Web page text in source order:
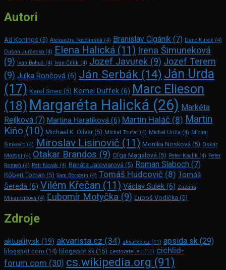
Autori
Ad Konings (5) Alexandra Podolinská (4) Branislav Cigánik (7) Dano Kurek (4)
Dušan Jurčacko (4) Elena Halická (11) Irena Šimuneková
(9) Ivan Bohuš (4) Ivan Čillík (4) Jozef Javurek (9) Jozef Terem
(9) Julka Rončová (6) Ján Serbák (14) Ján Urda
(17) Karol Srnec (5) Kornel Duffek (6) Marc Elie­son
(18) Margaréta Halická (26) Markéta
Rejlková (7) Martina Haratíková (6) Martin Haláč (8) Martin
Kiňo (10) Michael K. Oliver (5) Michal Toufar (4) Michal Uriča (4) Michal
Šimkovic (4) Miroslav Lisinovič (11) Monika Nosková (5) Oskár
Mažgút (4) Otakar Brandos (9) Oľga Magalová (5) Peter Kaclík (4) Peter
Remeň (4) Petr Novák (4) Renáta Jaloviarová (5) Roman Slaboch (7)
Róbert Toman (5) Sam Bors­tein (4) Tomáš Hudcovič (8) Tomáš
Šereda (6) Vilém Křečan (11) Václav Sulek (6) Zuzana
Minarovičová (4) Ľubomír Motyčka (9) Ľuboš Vodička (5)
Zdroje
aktuality.sk (19) akvarista.cz (34) akvarko.cz (11) apsida.sk (29)
blogspot.com (14) blogspot.sk (15) cestovatel.eu (11) cichlid-
forum.com (30) cs.wikipedia.org (91)